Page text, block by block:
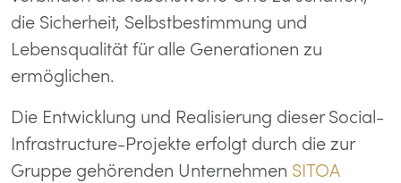
die Sicherheit, Selbstbestimmung und
Lebensqualität für alle Generationen zu
ermöglichen.
Die Entwicklung und Realisierung dieser Social-
Infrastructure-Projekte erfolgt durch die zur
Gruppe gehörenden Unternehmen SITOA